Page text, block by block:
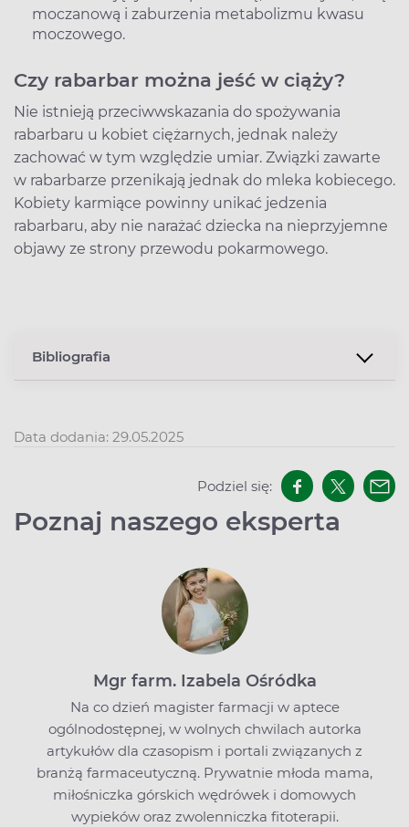
moczanową i zaburzenia metabolizmu kwasu
moczowego.
Czy rabarbar można jeść w ciąży?
Nie istnieją przeciwwskazania do spożywania
rabarbaru u kobiet ciężarnych, jednak należy
zachować w tym względzie umiar. Związki zawarte
w rabarbarze przenikają jednak do mleka kobiecego.
Kobiety karmiące powinny unikać jedzenia
rabarbaru, aby nie narażać dziecka na nieprzyjemne
objawy ze strony przewodu pokarmowego.
Bibliografia
Data dodania: 29.05.2025
Podziel się:
Poznaj naszego eksperta
Mgr farm. Izabela Ośródka
Na co dzień magister farmacji w aptece
ogólnodostępnej, w wolnych chwilach autorka
artykułów dla czasopism i portali związanych z
branżą farmaceutyczną. Prywatnie młoda mama,
miłośniczka górskich wędrówek i domowych
wypieków oraz zwolenniczka fitoterapii.